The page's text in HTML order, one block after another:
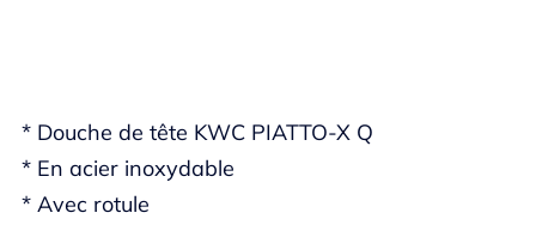
* Douche de tête KWC PIATTO-X Q
* En acier inoxydable
* Avec rotule